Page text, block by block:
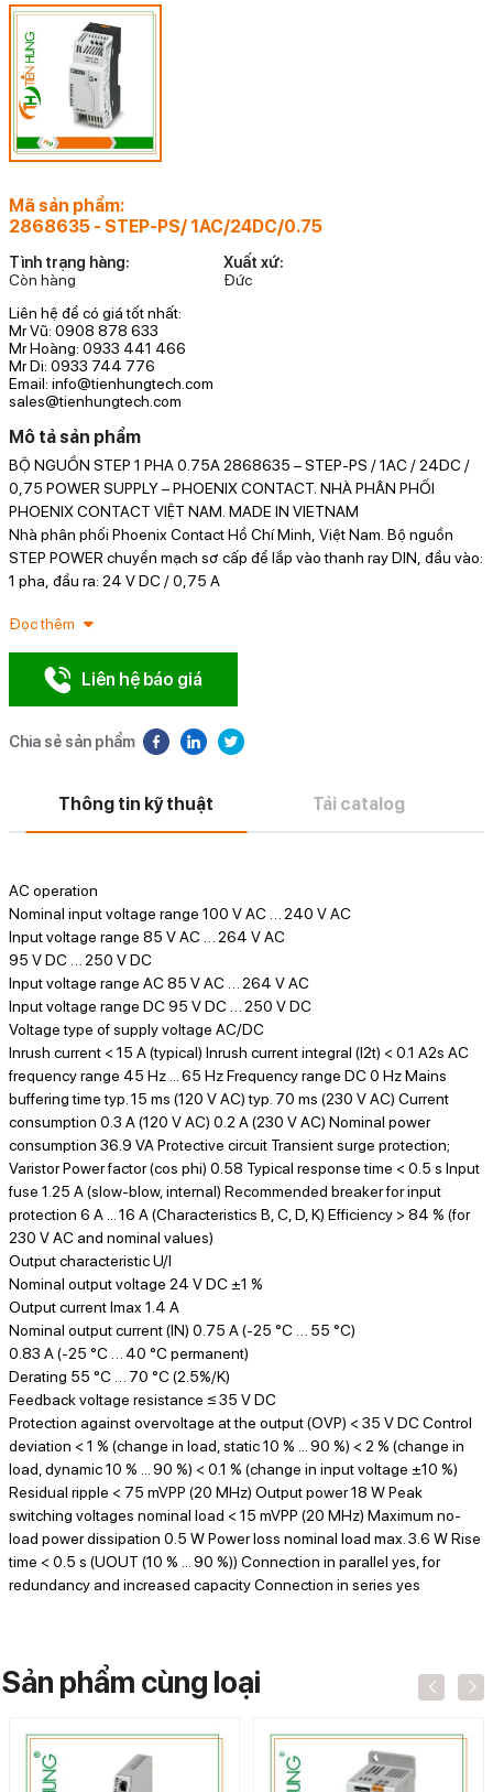
Mã sản phẩm:
2868635 - STEP-PS/ 1AC/24DC/0.75
Tình trạng hàng:
Còn hàng
Xuất xứ:
Đức
Liên hệ để có giá tốt nhất:
Mr Vũ: 0908 878 633
Mr Hoàng: 0933 441 466
Mr Di: 0933 744 776
Email: info@tienhungtech.com
sales@tienhungtech.com
Mô tả sản phẩm
BỘ NGUỒN STEP 1 PHA 0.75A 2868635 – STEP-PS / 1AC / 24DC /
0,75 POWER SUPPLY – PHOENIX CONTACT. NHÀ PHÂN PHỐI
PHOENIX CONTACT VIỆT NAM. MADE IN VIETNAM
Nhà phân phối Phoenix Contact Hồ Chí Minh, Việt Nam. Bộ nguồn
STEP POWER chuyển mạch sơ cấp để lắp vào thanh ray DIN, đầu vào:
1 pha, đầu ra: 24 V DC / 0,75 A
Đọc thêm
Liên hệ báo giá
Chia sẻ sản phẩm
Thông tin kỹ thuật Tải catalog
AC operation
Nominal input voltage range 100 V AC … 240 V AC
Input voltage range 85 V AC … 264 V AC
95 V DC … 250 V DC
Input voltage range AC 85 V AC … 264 V AC
Input voltage range DC 95 V DC … 250 V DC
Voltage type of supply voltage AC/DC
Inrush current < 15 A (typical) Inrush current integral (I2t) < 0.1 A2s AC
frequency range 45 Hz ... 65 Hz Frequency range DC 0 Hz Mains
buffering time typ. 15 ms (120 V AC) typ. 70 ms (230 V AC) Current
consumption 0.3 A (120 V AC) 0.2 A (230 V AC) Nominal power
consumption 36.9 VA Protective circuit Transient surge protection;
Varistor Power factor (cos phi) 0.58 Typical response time < 0.5 s Input
fuse 1.25 A (slow-blow, internal) Recommended breaker for input
protection 6 A ... 16 A (Characteristics B, C, D, K) Efficiency > 84 % (for
230 V AC and nominal values)
Output characteristic U/I
Nominal output voltage 24 V DC ±1 %
Output current Imax 1.4 A
Nominal output current (IN) 0.75 A (-25 °C … 55 °C)
0.83 A (-25 °C … 40 °C permanent)
Derating 55 °C … 70 °C (2.5%/K)
Feedback voltage resistance ≤ 35 V DC
Protection against overvoltage at the output (OVP) < 35 V DC Control
deviation < 1 % (change in load, static 10 % ... 90 %) < 2 % (change in
load, dynamic 10 % ... 90 %) < 0.1 % (change in input voltage ±10 %)
Residual ripple < 75 mVPP (20 MHz) Output power 18 W Peak
switching voltages nominal load < 15 mVPP (20 MHz) Maximum no-
load power dissipation 0.5 W Power loss nominal load max. 3.6 W Rise
time < 0.5 s (UOUT (10 % ... 90 %)) Connection in parallel yes, for
redundancy and increased capacity Connection in series yes
Sản phẩm cùng loại